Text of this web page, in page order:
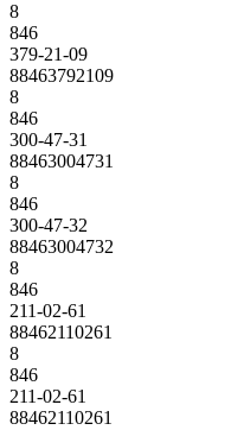
8
846
379-21-09
88463792109
8
846
300-47-31
88463004731
8
846
300-47-32
88463004732
8
846
211-02-61
88462110261
8
846
211-02-61
88462110261